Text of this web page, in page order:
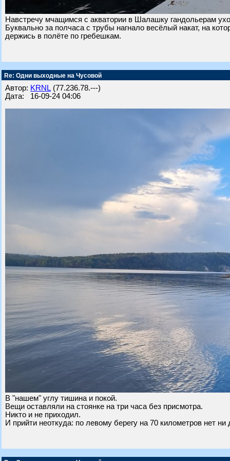
Навстречу мчащимся с акватории в Шалашку гандольерам
Буквально за полчаса с трубы нагнало весёлый накат, на
держись в полёте по гребешкам.
Re: Одни выходные на Чусовой
Автор: KRNL (77.236.78.---)
Дата: 16-09-24 04:06
В "нашем" углу тишина и покой.
Вещи оставляли на стоянке на три часа без присмотра.
Никто и не приходил.
И прийти неоткуда: по левому берегу на 70 километров нет ни